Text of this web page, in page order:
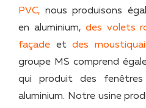
PVC, nous produisons
en aluminium, des volets
façade etdes
groupe MS comprend
qui produit des
aluminium. Notre usine